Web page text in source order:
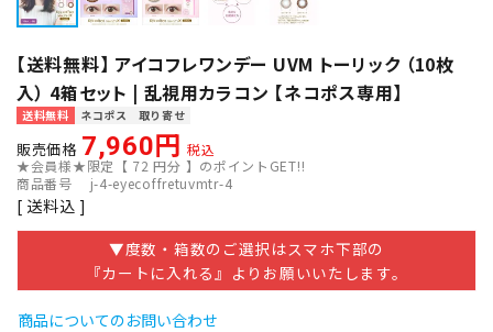
【送料無料】 アイコフレワンデー UVM トーリック （10枚
入） 4箱セット | 乱視用カラコン 【ネコポス専用】
送料無料 ネコポス 取り寄せ
販売価格 7,960
税込
★会員様★限定【 72 円分 】のポイントGET!!
商品番号
j-4-eyecoffretuvmtr-4
送料込
▼度数・箱数のご選択はスマホ下部の
『カートに入れる』よりお願いいたします。
商品についてのお問い合わせ